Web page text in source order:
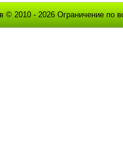
© 2010 - 2026 Ограничение по